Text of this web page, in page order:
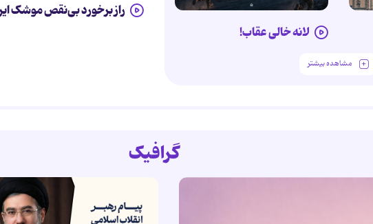
لانه خالی عقاب!
مشاهده بیشتر
راز برخورد بی‌نقص موشک
گرافیک